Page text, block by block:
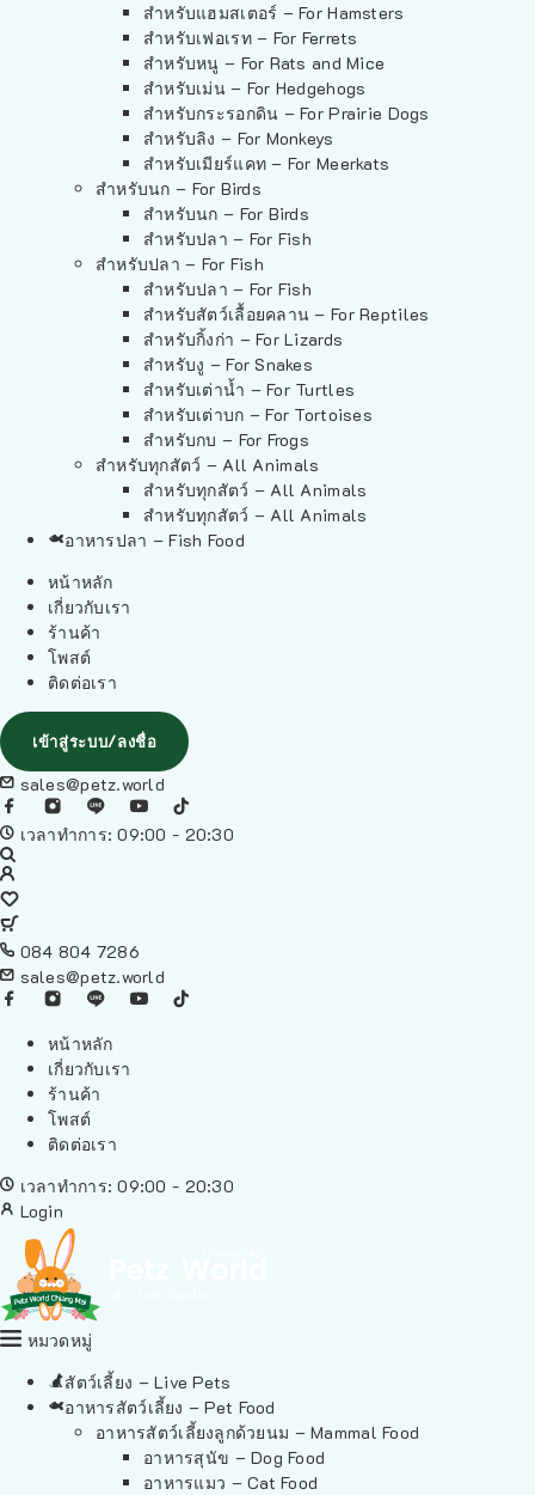
สำหรับแฮมสเตอร์ – For Hamsters
สำหรับเฟอเรท – For Ferrets
สำหรับหนู – For Rats and Mice
สำหรับเม่น – For Hedgehogs
สำหรับกระรอกดิน – For Prairie Dogs
สำหรับลิง – For Monkeys
สำหรับเมียร์แคท – For Meerkats
สำหรับนก – For Birds
สำหรับนก – For Birds
สำหรับปลา – For Fish
สำหรับปลา – For Fish
สำหรับปลา – For Fish
สำหรับสัตว์เลื้อยคลาน – For Reptiles
สำหรับกิ้งก่า – For Lizards
สำหรับงู – For Snakes
สำหรับเต่าน้ำ – For Turtles
สำหรับเต่าบก – For Tortoises
สำหรับกบ – For Frogs
สำหรับทุกสัตว์ – All Animals
สำหรับทุกสัตว์ – All Animals
สำหรับทุกสัตว์ – All Animals
อาหารปลา – Fish Food
หน้าหลัก
เกี่ยวกับเรา
ร้านค้า
โพสต์
ติดต่อเรา
เข้าสู่ระบบ/ลงชื่อ
sales@petz.world
เวลาทำการ: 09:00 - 20:30
084 804 7286
sales@petz.world
หน้าหลัก
เกี่ยวกับเรา
ร้านค้า
โพสต์
ติดต่อเรา
เวลาทำการ: 09:00 - 20:30
Login
หมวดหมู่
สัตว์เลี้ยง – Live Pets
อาหารสัตว์เลี้ยง – Pet Food
อาหารสัตว์เลี้ยงลูกด้วยนม – Mammal Food
อาหารสุนัข – Dog Food
อาหารแมว – Cat Food